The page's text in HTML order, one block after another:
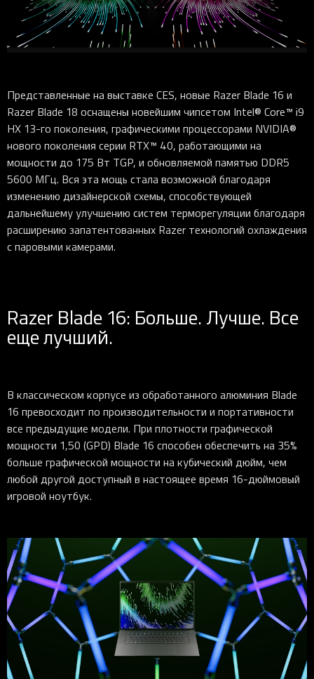
Представленные на выставке CES, новые Razer Blade 16 и
Razer Blade 18 оснащены новейшим чипсетом Intel®️ Core™ i9
HX 13-го поколения, графическими процессорами NVIDIA®
нового поколения серии RTX™ 40, работающими на
мощности до 175 Вт TGP, и обновляемой памятью DDR5
5600 МГц. Вся эта мощь стала возможной благодаря
изменению дизайнерской схемы, способствующей
дальнейшему улучшению систем терморегуляции благодаря
расширению запатентованных Razer технологий охлаждения
с паровыми камерами.
Razer Blade 16: Больше. Лучше. Все
еще лучший.
В классическом корпусе из обработанного алюминия Blade
16 превосходит по производительности и портативности
все предыдущие модели. При плотности графической
мощности 1,50 (GPD) Blade 16 способен обеспечить на 35%
больше графической мощности на кубический дюйм, чем
любой другой доступный в настоящее время 16-дюймовый
игровой ноутбук.